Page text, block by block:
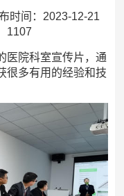
间：2023-12-21
1107
医院科室宣传片，通
很多有用的经验和技